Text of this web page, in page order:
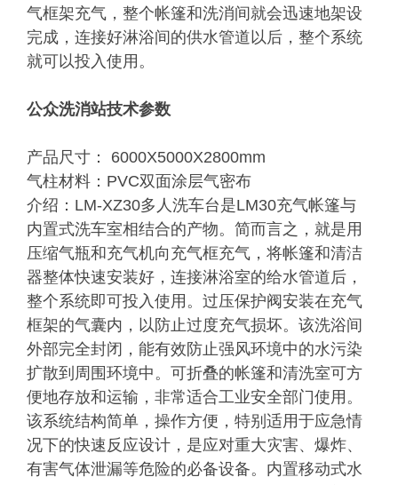
气框架充气，整个帐篷和洗消间就会迅速地架设
完成，连接好淋浴间的供水管道以后，整个系统
就可以投入使用。
公众洗消站技术参数
产品尺寸： 6000X5000X2800mm
气柱材料：PVC双面涂层气密布
介绍：LM-XZ30多人洗车台是LM30充气帐篷与
内置式洗车室相结合的产物。简而言之，就是用
压缩气瓶和充气机向充气框充气，将帐篷和清洁
器整体快速安装好，连接淋浴室的给水管道后，
整个系统即可投入使用。过压保护阀安装在充气
框架的气囊内，以防止过度充气损坏。该洗浴间
外部完全封闭，能有效防止强风环境中的水污染
扩散到周围环境中。可折叠的帐篷和清洗室可方
便地存放和运输，非常适合工业安全部门使用。
该系统结构简单，操作方便，特别适用于应急情
况下的快速反应设计，是应对重大灾害、爆炸、
有害气体泄漏等危险的必备设备。内置移动式水